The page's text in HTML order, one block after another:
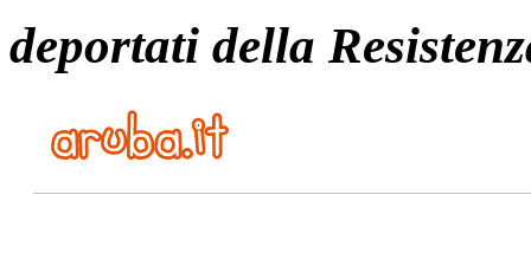
deportati della